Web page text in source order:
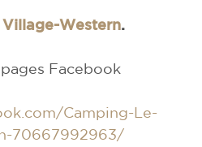
Village-Western.
Facebook
Camping-Le-
70667992963/